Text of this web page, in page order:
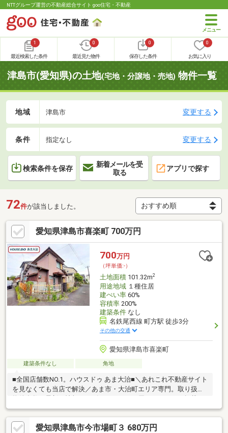
NTTグループ運営の不動産総合サイト goo住宅・不動産
1
最近検索した条件
0
最近見た物件
0
保存した条件
0
お気に入り
津島市(愛知県)の土地(宅地・分譲地・売地) 物件一覧
地域 津島市 変更する
条件 指定なし 変更する
検索条件を保存
新着メールを受
取る
アプリで探す
72件が該当しました。
愛知県津島市喜楽町 700万円
700万円
（坪単価:-）
土地面積101.32m2
用途地域１種住居
建ぺい率60%
容積率200%
建築条件なし
名鉄尾西線 町方駅 徒歩3分
その他の交通
愛知県津島市喜楽町
建築条件なし 角地
■全国店舗数NO.1。ハウスドゥ あま大治■＼あれこれ不動産サイト
を見なくても当店で解決／あま市・大治町エリア専門。取り扱い
物件多数。最新の情報をスピーディーにお届け。ネットに掲載し
ていない物件は店頭でご紹介いたします。◆北小学校/藤浪中学校
◆西側間口約10.3ｍ◆名鉄尾西線「町方駅」まで徒歩3分◆クリ
ニックまで徒歩6分◆スーパーまで徒歩10分※写真をクリックする
愛知県津島市今市場町３ 680万円